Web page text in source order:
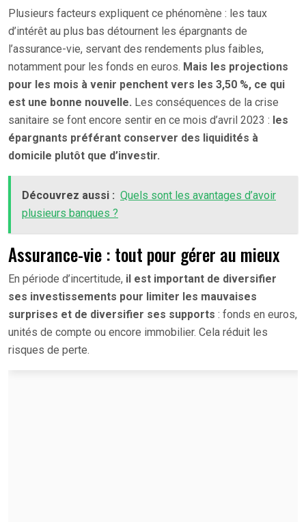
Plusieurs facteurs expliquent ce phénomène : les taux
d’intérêt au plus bas détournent les épargnants de
l’assurance-vie, servant des rendements plus faibles,
notamment pour les fonds en euros. Mais les projections
pour les mois à venir penchent vers les 3,50 %, ce qui
est une bonne nouvelle. Les conséquences de la crise
sanitaire se font encore sentir en ce mois d’avril 2023 : les
épargnants préférant conserver des liquidités à
domicile plutôt que d’investir.
Découvrez aussi : Quels sont les avantages d’avoir
plusieurs banques ?
Assurance-vie : tout pour gérer au mieux
En période d’incertitude, il est important de diversifier
ses investissements pour limiter les mauvaises
surprises et de diversifier ses supports : fonds en euros,
unités de compte ou encore immobilier. Cela réduit les
risques de perte.